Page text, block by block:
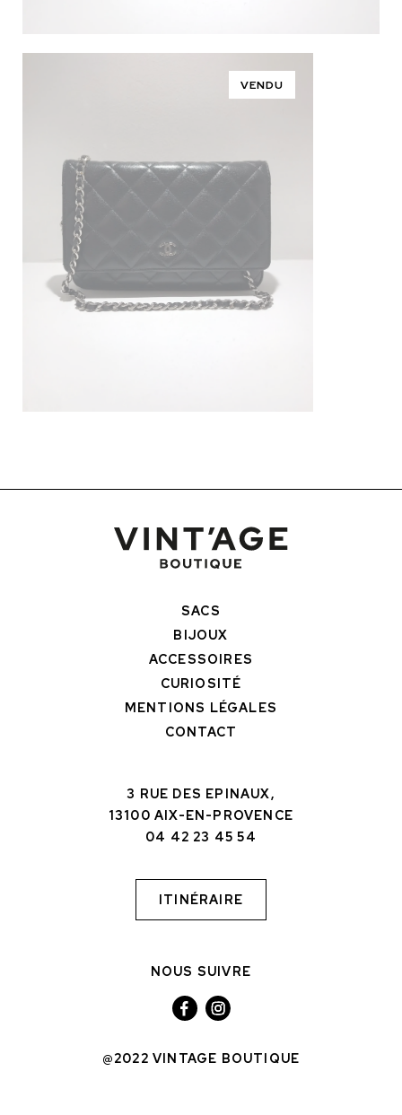
VENDU
SACS
BIJOUX
ACCESSOIRES
CURIOSITÉ
MENTIONS LÉGALES
CONTACT
3 RUE DES EPINAUX,
13100 AIX-EN-PROVENCE
04 42 23 45 54
ITINÉRAIRE
NOUS SUIVRE
@2022 VINTAGE BOUTIQUE